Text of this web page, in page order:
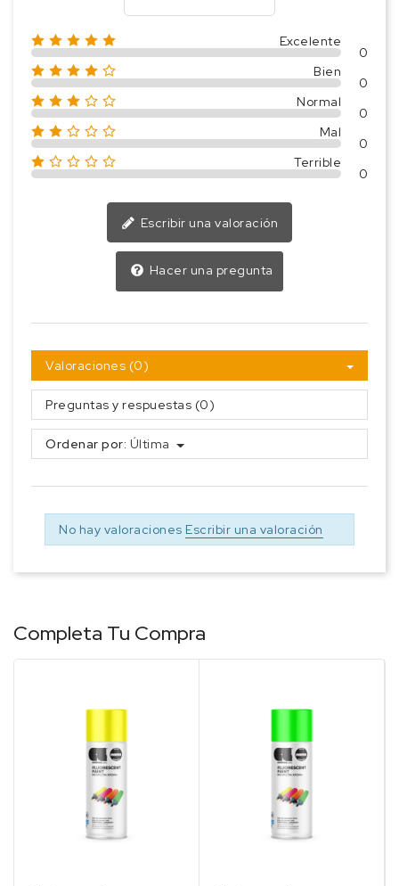
Excelente
0
Bien
0
Normal
0
Mal
0
Terrible
0
Escribir una valoración
Hacer una pregunta
Valoraciones (0)
Preguntas y respuestas (0)
Ordenar por: Última
No hay valoraciones Escribir una valoración
Completa Tu Compra